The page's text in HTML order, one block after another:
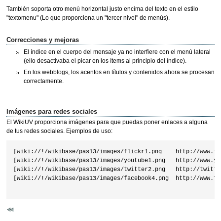
También soporta otro menú horizontal justo encima del texto en el estilo
"textomenu" (Lo que proporciona un "tercer nivel" de menús).
Correcciones y mejoras
El índice en el cuerpo del mensaje ya no interfiere con el menú lateral
(ello desactivaba el picar en los ítems al principio del índice).
En los webblogs, los acentos en títulos y contenidos ahora se procesan
correctamente.
Imágenes para redes sociales
El WikiUV proporciona imágenes para que puedas poner enlaces a alguna
de tus redes sociales. Ejemplos de uso:
[wiki://!/wikibase/pas13/images/flickr1.png    http://
[wiki://!/wikibase/pas13/images/youtube1.png   http://
[wiki://!/wikibase/pas13/images/twitter2.png   http://
[wiki://!/wikibase/pas13/images/facebook4.png  http://